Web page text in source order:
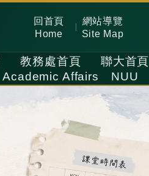
回首頁
Home
網站導覽
Site Map
教務處首頁
Academic Affairs
聯大首頁
NUU